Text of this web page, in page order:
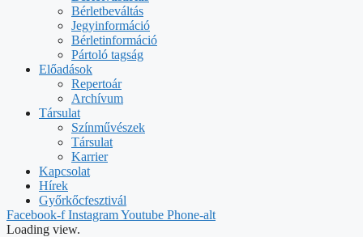
Bérletbeváltás
Jegyinformáció
Bérletinformáció
Pártoló tagság
Előadások
Repertoár
Archívum
Társulat
Színművészek
Társulat
Karrier
Kapcsolat
Hírek
Győrkőcfesztivál
Facebook-f InstagramYoutube Phone-alt
Loading view.